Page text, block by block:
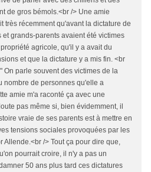
de gros bémols.<br /> Une amie
très récemment qu'avant la dictature de
et grands-parents avaient été victimes
agricole, qu'il y a avait du
et que la dictature y a mis fin. <br
On parle souvent des victimes de la
nombre de personnes qu'elle a
amie m'a raconté ça avec une
pas même si, bien évidemment, il
vraie de ses parents est à mettre en
tensions sociales provoquées par les
Allende.<br /> Tout ça pour dire que,
pourrait croire, il n'y a pas un
50 ans plus tard ces dictatures